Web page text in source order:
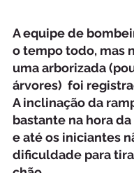
A equipe de
o tempo todo, mas
uma arborizada
árvores)  foi
A inclinação da
bastante na hora
e até os iniciantes
dificuldade para